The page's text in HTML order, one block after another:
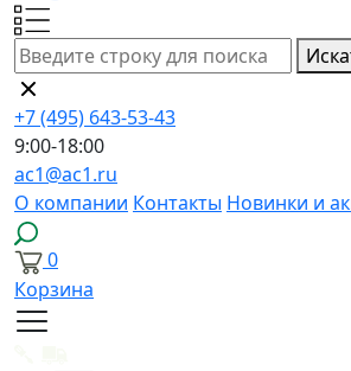
+7 (495) 643-53-43
9:00-18:00
ac1@ac1.ru
О компании Контакты Новинки и
0
Корзина